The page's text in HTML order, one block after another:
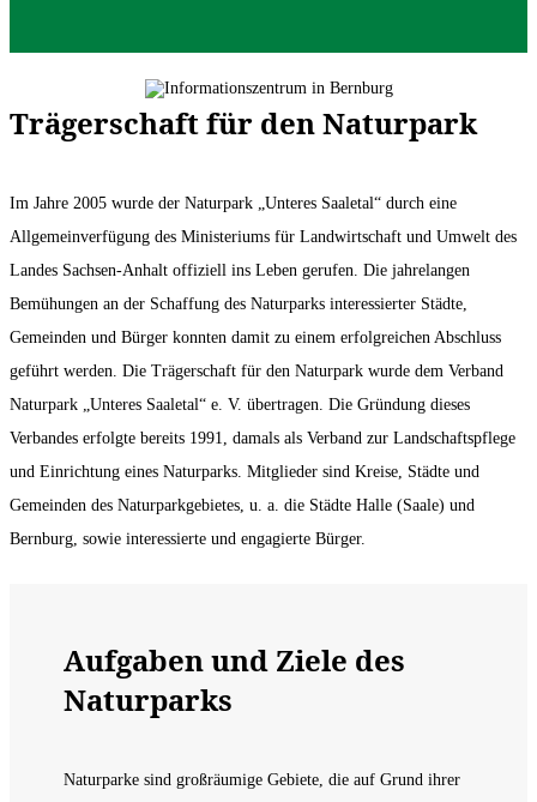
Trägerschaft für den Naturpark
Im Jahre 2005 wurde der Naturpark „Unteres Saaletal“ durch eine
Allgemeinverfügung des Ministeriums für Landwirtschaft und Umwelt des
Landes Sachsen-Anhalt offiziell ins Leben gerufen. Die jahrelangen
Bemühungen an der Schaffung des Naturparks interessierter Städte,
Gemeinden und Bürger konnten damit zu einem erfolgreichen Abschluss
geführt werden. Die Trägerschaft für den Naturpark wurde dem Verband
Naturpark „Unteres Saaletal“ e. V. übertragen. Die Gründung dieses
Verbandes erfolgte bereits 1991, damals als Verband zur Landschaftspflege
und Einrichtung eines Naturparks. Mitglieder sind Kreise, Städte und
Gemeinden des Naturparkgebietes, u. a. die Städte Halle (Saale) und
Bernburg, sowie interessierte und engagierte Bürger.
Aufgaben und Ziele des
Naturparks
Naturparke sind großräumige Gebiete, die auf Grund ihrer